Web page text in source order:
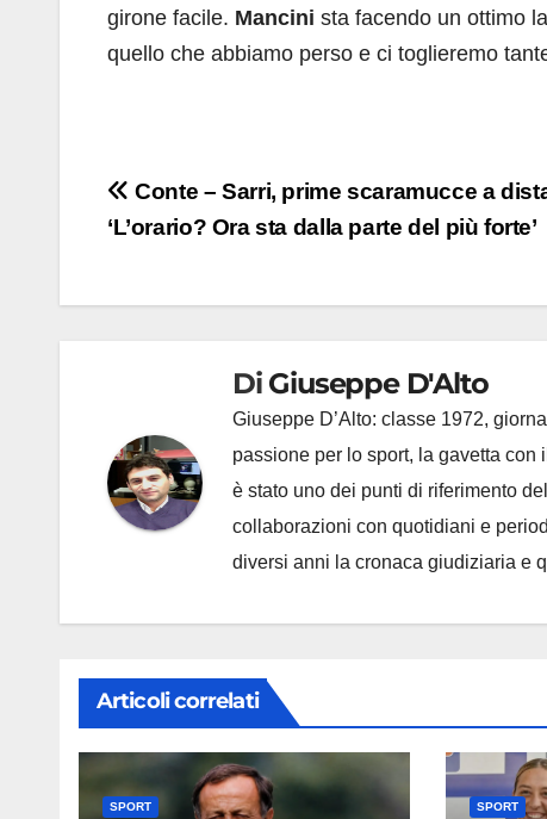
girone facile. Mancini sta facendo un ottimo
quello che abbiamo perso e ci toglieremo
Navigazione
articoli
Conte – Sarri, prime scaramucce a
‘L’orario? Ora sta dalla parte del più forte’
Di Giuseppe D'Alto
Giuseppe D’Alto: classe 1972,
passione per lo sport, la gavetta
è stato uno dei punti di riferimento
collaborazioni con quotidiani e
diversi anni la cronaca giudiziaria e
Articoli correlati
SPORT SPORT